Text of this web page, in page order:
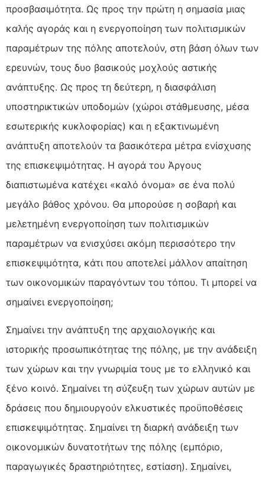
προσβασιμότητα. Ως προς την πρώτη η σημασία μιας
καλής αγοράς και η ενεργοποίηση των πολιτισμικών
παραμέτρων της πόλης αποτελούν, στη βάση όλων των
ερευνών, τους δυο βασικούς μοχλούς αστικής
ανάπτυξης. Ως προς τη δεύτερη, η διασφάλιση
υποστηρικτικών υποδομών (χώροι στάθμευσης, μέσα
εσωτερικής κυκλοφορίας) και η εξακτινωμένη
ανάπτυξη αποτελούν τα βασικότερα μέτρα ενίσχυσης
της επισκεψιμότητας. Η αγορά του Άργους
διαπιστωμένα κατέχει «καλό όνομα» σε ένα πολύ
μεγάλο βάθος χρόνου. Θα μπορούσε η σοβαρή και
μελετημένη ενεργοποίηση των πολιτισμικών
παραμέτρων να ενισχύσει ακόμη περισσότερο την
επισκεψιμότητα, κάτι που αποτελεί μάλλον απαίτηση
των οικονομικών παραγόντων του τόπου. Τι μπορεί να
σημαίνει ενεργοποίηση;
Σημαίνει την ανάπτυξη της αρχαιολογικής και
ιστορικής προσωπικότητας της πόλης, με την ανάδειξη
των χώρων και την γνωριμία τους με το ελληνικό και
ξένο κοινό. Σημαίνει τη σύζευξη των χώρων αυτών με
δράσεις που δημιουργούν ελκυστικές προϋποθέσεις
επισκεψιμότητας. Σημαίνει τη διαρκή ανάδειξη των
οικονομικών δυνατοτήτων της πόλης (εμπόριο,
παραγωγικές δραστηριότητες, εστίαση). Σημαίνει,